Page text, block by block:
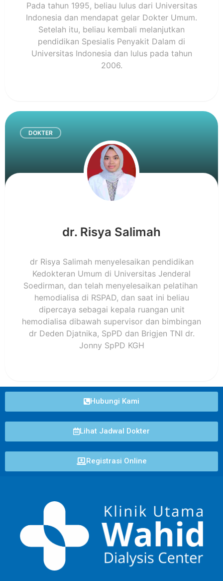
Pada tahun 1995, beliau lulus dari Universitas
Indonesia dan mendapat gelar Dokter Umum.
Setelah itu, beliau kembali melanjutkan
pendidikan Spesialis Penyakit Dalam di
Universitas Indonesia dan lulus pada tahun
2006.
DOKTER
dr. Risya Salimah
dr Risya Salimah menyelesaikan pendidikan
Kedokteran Umum di Universitas Jenderal
Soedirman, dan telah menyelesaikan pelatihan
hemodialisa di RSPAD, dan saat ini beliau
dipercaya sebagai kepala ruangan unit
hemodialisa dibawah supervisor dan bimbingan
dr Deden Djatnika, SpPD dan Brigjen TNI dr.
Jonny SpPD KGH
Hubungi Kami
Lihat Jadwal Dokter
Registrasi Online